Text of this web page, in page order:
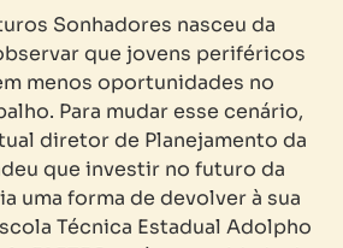
Sonhadores nasceu da
que jovens periféricos
menos oportunidades no
Para mudar esse cenário,
diretor de Planejamento da
que investir no futuro da
uma forma de devolver à sua
Técnica Estadual Adolpho